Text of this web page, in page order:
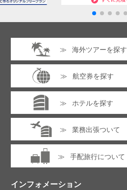
海外ツアーを探す
航空券を探す
ホテルを探す
業務出張ついて
手配旅行について
インフォメーション